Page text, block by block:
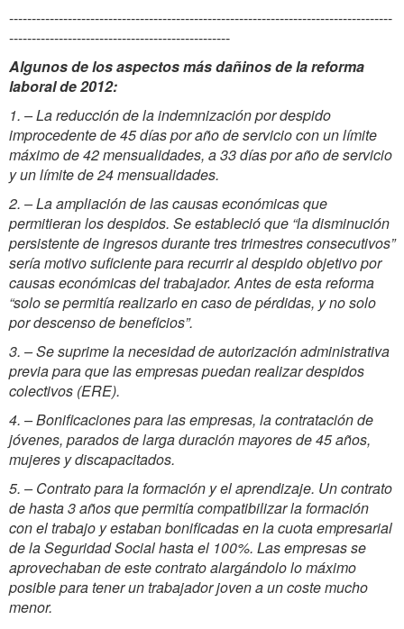
-------------------------------------------------------------------------------------
-------------------------------------------------
Algunos de los aspectos más dañinos de la reforma
laboral de 2012:
1. – La reducción de la indemnización por despido
improcedente de 45 días por año de servicio con un límite
máximo de 42 mensualidades, a 33 días por año de servicio
y un límite de 24 mensualidades.
2. – La ampliación de las causas económicas que
permitieran los despidos. Se estableció que “la disminución
persistente de ingresos durante tres trimestres consecutivos”
sería motivo suficiente para recurrir al despido objetivo por
causas económicas del trabajador. Antes de esta reforma
“solo se permitía realizarlo en caso de pérdidas, y no solo
por descenso de beneficios”.
3. – Se suprime la necesidad de autorización administrativa
previa para que las empresas puedan realizar despidos
colectivos (ERE).
4. – Bonificaciones para las empresas, la contratación de
jóvenes, parados de larga duración mayores de 45 años,
mujeres y discapacitados.
5. – Contrato para la formación y el aprendizaje. Un contrato
de hasta 3 años que permitía compatibilizar la formación
con el trabajo y estaban bonificadas en la cuota empresarial
de la Seguridad Social hasta el 100%. Las empresas se
aprovechaban de este contrato alargándolo lo máximo
posible para tener un trabajador joven a un coste mucho
menor.